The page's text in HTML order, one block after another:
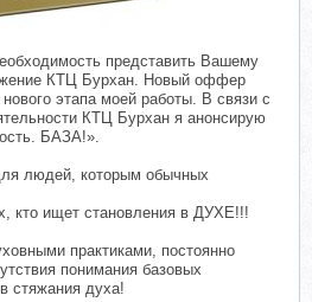
представить Вашему
КТЦ Бурхан. Новый оффер
этапа моей работы. В связи с
КТЦ Бурхан я анонсирую
БАЗА!».
людей, которым обычных
кто ищет становления в ДУХЕ!!!
практиками, постоянно
понимания базовых
стяжания духа!